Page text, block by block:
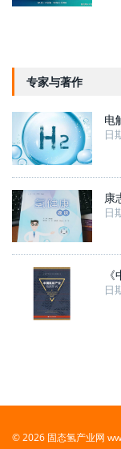
专家与著作
电
日
康
日
日
© 2026 固态氢产业网